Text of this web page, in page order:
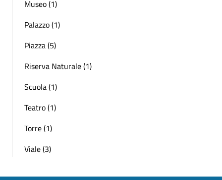
Museo (1)
Palazzo (1)
Piazza (5)
Riserva Naturale (1)
Scuola (1)
Teatro (1)
Torre (1)
Viale (3)